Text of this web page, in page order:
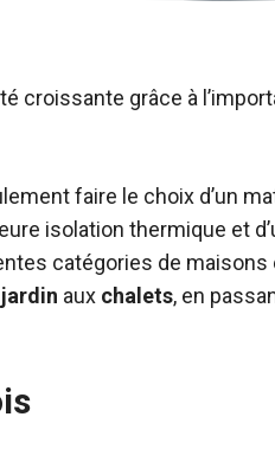
croissante grâce à
faire le choix d’un
isolation thermique et
catégories de
aux chalets, en